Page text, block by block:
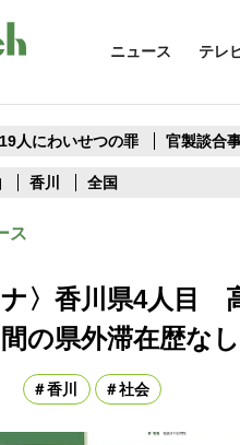
ニュース テレ
人にわいせつの罪 官製談合
香川 全国
ス
ナ〉香川県4人目
の県外滞在歴なし
香川 社会